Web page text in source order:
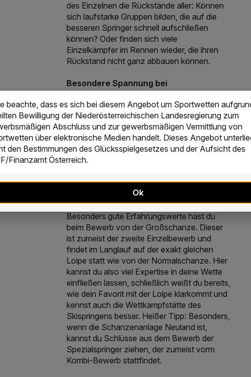
beachte, dass es sich bei diesem Angebot um Sportwetten
Bewilligung der Niederösterreichischen Landesregierung zum
Abschluss und zur gewerbsmäßigen Vermittlung von
über elektronische Medien handelt. Dieses Angebot
den Bestimmungen des Glücksspielgesetzes und der Aufsicht des
Finanzamt Österreich.
Ok
des Einzelnen die Rückstände aller: Können
sich laufstarke Gruppen bilden, die auf die
besseren Springer schnell aufschließen
können? Oder finden sich viele
Einzelkämpfer im Rennen wieder, die ihren
Rückstand nicht ganz abbauen können.
Besondere Spannung bei
Im Gegensatz zu anderen Sportarten ist die
Nordische Kombination bei Olympischen
Spielen und Weltmeisterschaften
verhältnismäßig überraschungsarm. Sieh dir
also genau die Formkurven deiner
potenziellen Tipps an. Natürlich solltest du
der Langlaufloipe und die Trainingsleistungen
Besonders gute Erfahrungswerte hast du
beim Bewerb von der Großschanze. Dieser
ist zumeist der zweite Einzelbewerb und
findet im Langlauf auf der exakt gleichen
Loipe statt wie von der Normalschanze. Hier
kannst du also viel Expertise in deine Wette
einfließen lassen, schließlich weißt du bereits,
wie dein Favorit mit der Loipe klarkommt und
kennst auch die Wettkampfstätte des
Skispringens besser. Heißer Tipp: Besonders,
wenn die Schanzenanlage Neuland ist,
kannst du Schlüsse aus dem Bewerb der
Spezialspringer ziehen, der zumeist vorm
Kombi-Bewerb stattfindet.